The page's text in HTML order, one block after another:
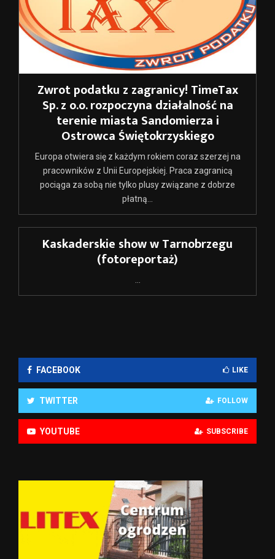
Zwrot podatku z zagranicy! TimeTax
Sp. z o.o. rozpoczyna działalność na
terenie miasta Sandomierza i
Ostrowca Świętokrzyskiego
Europa otwiera się z każdym rokiem coraz szerzej na
pracowników z Unii Europejskiej. Praca zagranicą
pociąga za sobą nie tylko plusy związane z dobrze
płatną...
Kaskaderskie show w Tarnobrzegu
(fotoreportaż)
...
FACEBOOK LIKE
TWITTER FOLLOW
YOUTUBE SUBSCRIBE